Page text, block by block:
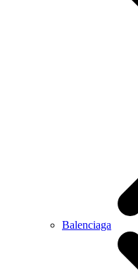
Balenciaga